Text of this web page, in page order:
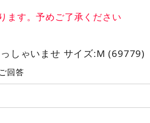
ます。予めご了承ください
しゃいませ サイズ:M (69779)
回答